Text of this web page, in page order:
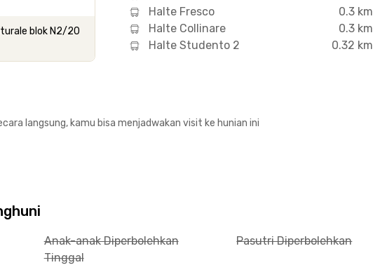
blok N2/20
Halte Fresco
0.3 km
Halte Collinare
0.3 km
Halte Studento 2
0.32 km
langsung, kamu bisa menjadwakan visit ke hunian ini
Anak-anak Diperbolehkan
Tinggal
Pasutri Diperbolehkan